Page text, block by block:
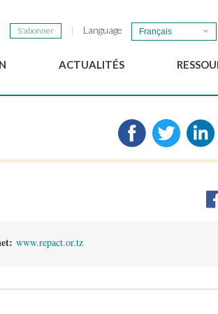
S'abonner Language Français
ACTUALITÉS
Newsletter du GSEF
Médias
Liens
Téléchargez
www.repact.or.tz